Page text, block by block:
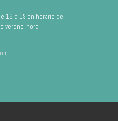
16 a 19 en horario de
verano, hora